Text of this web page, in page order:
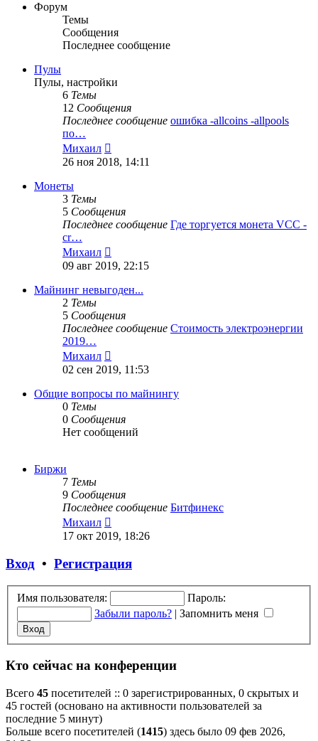
Форум
Темы
Сообщения
Последнее сообщение
Пулы
Пулы, настройки
6 Темы
12 Сообщения
Последнее сообщение ошибка -allcoins -allpools
по…
Михаил
к
26 ноя 2018, 14:11
Монеты
3 Темы
5 Сообщения
Последнее сообщение Где торгуется монета VCC -
cr…
Михаил
к
сообщению
09 авг 2019, 22:15
Майнинг невыгоден...
2 Темы
5 Сообщения
Последнее сообщение Стоимость электроэнергии
2019…
Михаил
к
сообщению
02 сен 2019, 11:53
Общие вопросы по майнингу
0 Темы
0 Сообщения
Нет сообщений
Биржи
7 Темы
9 Сообщения
Последнее сообщение Битфинекс
Михаил
к
17 окт 2019, 18:26
Вход • Регистрация
Имя пользователя:
Пароль:
Забыли пароль? | Запомнить меня
Кто сейчас на конференции
Всего 45 посетителей :: 0 зарегистрированных, 0 скрытых и
45 гостей (основано на активности пользователей за
последние 5 минут)
Больше всего посетителей (1415) здесь было 09 фев 2026,